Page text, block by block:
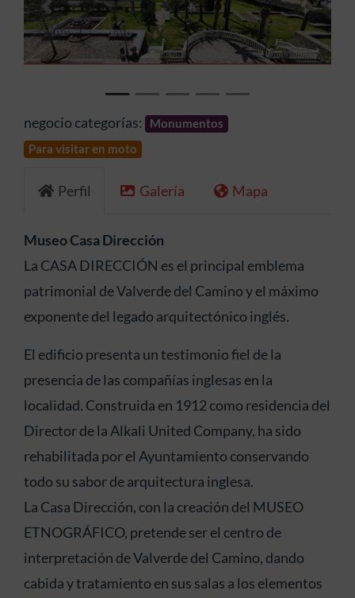
Anterior
negocio categorías:
Monumentos
Para visitar en moto
Perfil Galería Mapa
Museo Casa Dirección
La CASA DIRECCIÓN es el principal emblema
patrimonial de Valverde del Camino y el máximo
exponente del legado arquitectónico inglés.
El edificio presenta un testimonio fiel de la
presencia de las compañías inglesas en la
localidad. Construida en 1912 como residencia del
Director de la Alkali United Company, ha sido
rehabilitada por el Ayuntamiento conservando
todo su sabor de arquitectura inglesa.
La Casa Dirección, con la creación del MUSEO
ETNOGRÁFICO, pretende ser el centro de
interpretación de Valverde del Camino, dando
cabida y tratamiento en sus salas a los elementos